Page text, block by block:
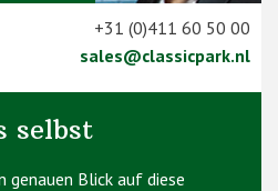
+31 (0)411 60 50 00
sales@classicpark.nl
selbst
genauen Blick auf diese